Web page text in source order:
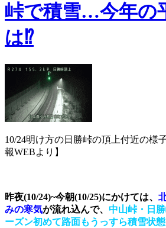
峠で積雪…今年の
は⁉
10/24明け方の日勝峠の頂上付近の様
報WEBより】
昨夜(10/24)~今朝(10/25)にかけては、
みの寒気が流れ込んで、 中山峠・日
ーズン初めて路面もうっすら積雪状態